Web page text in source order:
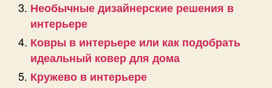
Необычные дизайнерские решения в
интерьере
Ковры в интерьере или как подобрать
идеальный ковер для дома
Кружево в интерьере